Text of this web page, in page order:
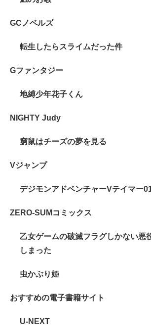
GCノベルズ
転生したらスライムだった件
Gファンタジー
地縛少年花子くん
NIGHTY Judy
窮鼠はチーズの夢を見る
Vジャンプ
デジモンアドベンチャーVテイマー
ZERO-SUMコミックス
乙女ゲームの破滅フラグしかない悪
しまった
虫かぶり姫
おすすめの電子書籍サイト
U-NEXT